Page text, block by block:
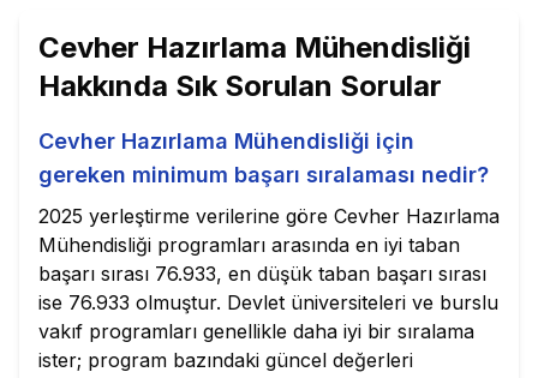
Cevher Hazırlama Mühendisliği
Hakkında Sık Sorulan Sorular
Cevher Hazırlama Mühendisliği için
gereken minimum başarı sıralaması nedir?
2025 yerleştirme verilerine göre Cevher Hazırlama
Mühendisliği programları arasında en iyi taban
başarı sırası 76.933, en düşük taban başarı sırası
ise 76.933 olmuştur. Devlet üniversiteleri ve burslu
vakıf programları genellikle daha iyi bir sıralama
ister; program bazındaki güncel değerleri